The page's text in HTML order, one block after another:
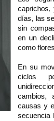
caprichos,
días, las
sin
en un
como
En su
ciclos
cambios,
causas y
secuencia